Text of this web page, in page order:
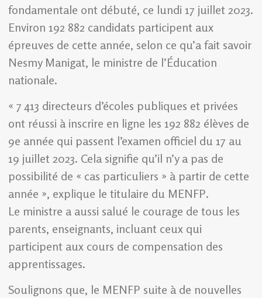
fondamentale ont débuté, ce lundi 17 juillet 2023.
Environ 192 882 candidats participent aux
épreuves de cette année, selon ce qu’a fait savoir
Nesmy Manigat, le ministre de l’Éducation
nationale.
« 7 413 directeurs d’écoles publiques et privées
ont réussi à inscrire en ligne les 192 882 élèves de
9e année qui passent l’examen officiel du 17 au
19 juillet 2023. Cela signifie qu’il n’y a pas de
possibilité de « cas particuliers » à partir de cette
année », explique le titulaire du MENFP.
Le ministre a aussi salué le courage de tous les
parents, enseignants, incluant ceux qui
participent aux cours de compensation des
apprentissages.
Soulignons que, le MENFP suite à de nouvelles